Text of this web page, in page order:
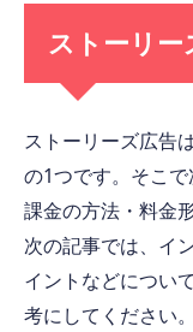
ストーリー
ストーリーズ広告は
の1つです。そこで
課金の方法・料金
次の記事では、イ
イントなどについ
考にしてください。